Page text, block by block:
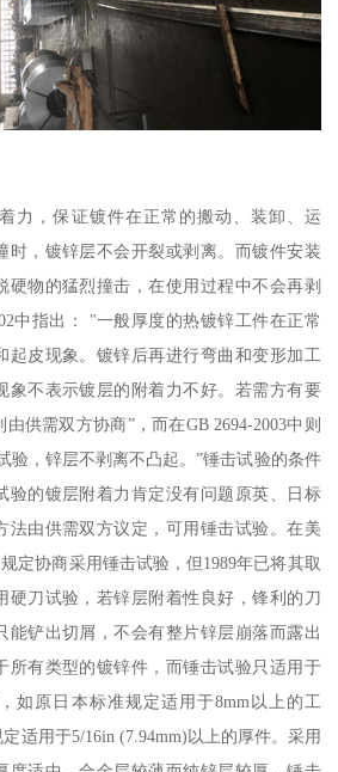
力，保证镀件在正常的搬动、装卸、运
时，镀锌层不会开裂或剥离。而镀件安装
硬物的猛烈撞击，在使用过程中不会再剥
中指出： "一般厚度的热镀锌工件在正常
起皮现象。镀锌后再进行弯曲和变形加工
象不表示镀层的附着力不好。若需方有要
供需双方协商”，而在GB 2694-2003中则
验，锌层不剥离不凸起。”锤击试验的条件
验的镀层附着力肯定没有问题原英、日标
法由供需双方议定，可用锤击试验。在美
定协商采用锤击试验，但1989年已将其取
硬刀试验，若锌层附着性良好，锋利的刀
能铲出切屑，不会有整片锌层崩落而露出
所有类型的镀锌件，而锤击试验只适用于
如原日本标准规定适用于8mm以上的工
适用于5/16in (7.94mm)以上的厚件。采用